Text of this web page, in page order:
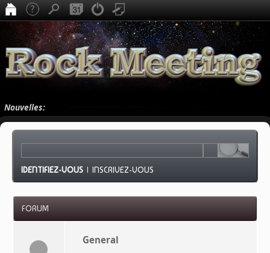
Nouvelles:
IDENTIFIEZ-VOUS |INSCRIVEZ-VOUS
FORUM
General